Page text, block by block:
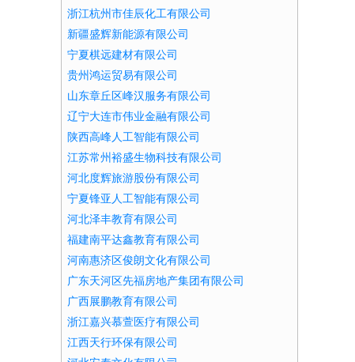
浙江杭州市佳辰化工有限公司
新疆盛辉新能源有限公司
宁夏棋远建材有限公司
贵州鸿运贸易有限公司
山东章丘区峰汉服务有限公司
辽宁大连市伟业金融有限公司
陕西高峰人工智能有限公司
江苏常州裕盛生物科技有限公司
河北度辉旅游股份有限公司
宁夏锋亚人工智能有限公司
河北泽丰教育有限公司
福建南平达鑫教育有限公司
河南惠济区俊朗文化有限公司
广东天河区先福房地产集团有限公司
广西展鹏教育有限公司
浙江嘉兴慕萱医疗有限公司
江西天行环保有限公司